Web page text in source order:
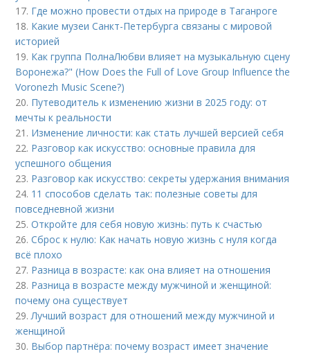
17. Где можно провести отдых на природе в Таганроге
18. Какие музеи Санкт-Петербурга связаны с мировой
историей
19. Как группа ПолнаЛюбви влияет на музыкальную сцену
Воронежа?" (How Does the Full of Love Group Influence the
Voronezh Music Scene?)
20. Путеводитель к изменению жизни в 2025 году: от
мечты к реальности
21. Изменение личности: как стать лучшей версией себя
22. Разговор как искусство: основные правила для
успешного общения
23. Разговор как искусство: секреты удержания внимания
24. 11 способов сделать так: полезные советы для
повседневной жизни
25.Откройте для себя новую жизнь: путь к счастью
26.Сброс к нулю: Как начать новую жизнь с нуля когда
всё плохо
27. Разница в возрасте: как она влияет на отношения
28. Разница в возрасте между мужчиной и женщиной:
почему она существует
29. Лучший возраст для отношений между мужчиной и
женщиной
30. Выбор партнёра: почему возраст имеет значение